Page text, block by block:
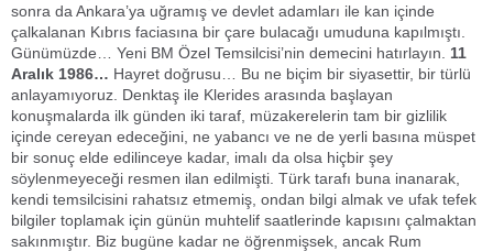
sonra da Ankara’ya uğramış ve devlet adamları ile kan içinde
çalkalanan Kıbrıs faciasına bir çare bulacağı umuduna kapılmıştı.
Günümüzde… Yeni BM Özel Temsilcisi’nin demecini hatırlayın. 11
Aralık 1986… Hayret doğrusu… Bu ne biçim bir siyasettir, bir türlü
anlayamıyoruz. Denktaş ile Klerides arasında başlayan
konuşmalarda ilk günden iki taraf, müzakerelerin tam bir gizlilik
içinde cereyan edeceğini, ne yabancı ve ne de yerli basına müspet
bir sonuç elde edilinceye kadar, imalı da olsa hiçbir şey
söylenmeyeceği resmen ilan edilmişti. Türk tarafı buna inanarak,
kendi temsilcisini rahatsız etmemiş, ondan bilgi almak ve ufak tefek
bilgiler toplamak için günün muhtelif saatlerinde kapısını çalmaktan
sakınmıştır. Biz bugüne kadar ne öğrenmişsek, ancak Rum